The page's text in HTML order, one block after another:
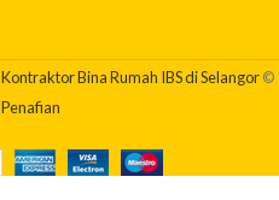
Kontraktor Bina Rumah IBS di Selangor©
Penafian